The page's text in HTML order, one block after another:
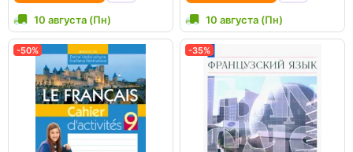
10 августа (Пн) 10 августа (Пн)
-50% -35%